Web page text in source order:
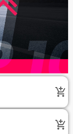
add_shopping_cart
add_shopping_cart